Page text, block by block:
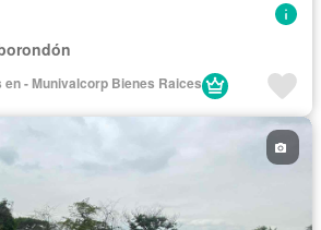
en - Munivalcorp Bienes Raices